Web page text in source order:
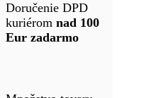
Doručenie DPD
kuriérom nad 100
Eur zadarmo